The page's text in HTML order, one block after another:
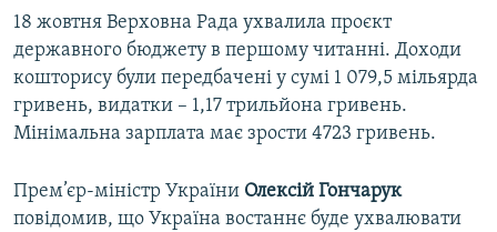
18 жовтня Верховна Рада ухвалила проєкт
державного бюджету в першому читанні. Доходи
кошторису були передбачені у сумі 1 079,5 мільярда
гривень, видатки – 1,17 трильйона гривень.
Мінімальна зарплата має зрости 4723 гривень.
Прем’єр-міністр України Олексій Гончарук
повідомив, що Україна востаннє буде ухвалювати